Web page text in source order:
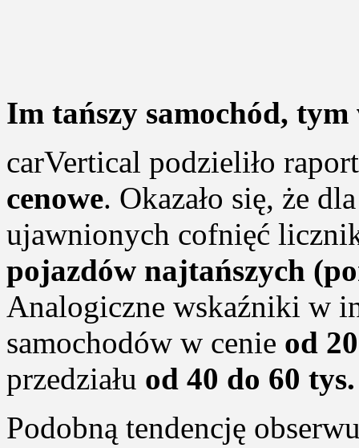
Im tańszy samochód,
carVertical podzieliło
cenowe. Okazało się, że
ujawnionych cofnięć
pojazdów najtańszych
Analogiczne wskaźniki w
samochodów w cenie od
przedziału od 40 do 60 tys.
Podobną tendencję